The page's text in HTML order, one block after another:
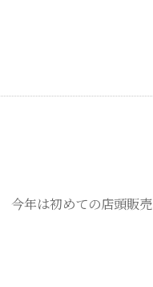
今年は初めての店頭販売